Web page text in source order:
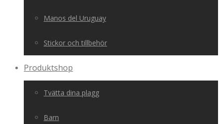
Manos del Uruguay
Stickor och tillbehör
Produktshop
Tvätta dina plagg
Barn